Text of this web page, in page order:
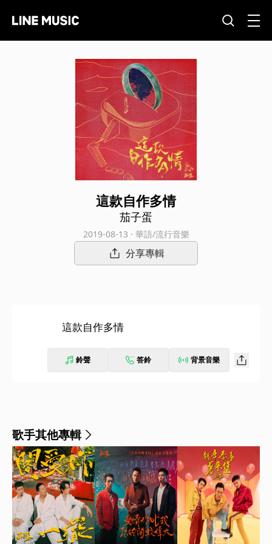
這款自作多情
茄子蛋
2019-08-13 · 華語/流行音樂
分享專輯
這款自作多情
鈴聲 答鈴 背景音樂
歌手其他專輯